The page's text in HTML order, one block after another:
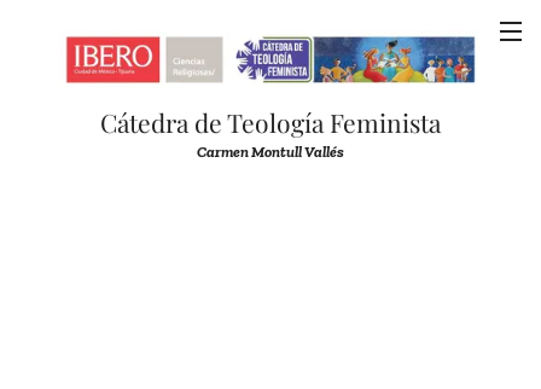
Cátedra de Teología Feminista
Carmen Montull Vallés